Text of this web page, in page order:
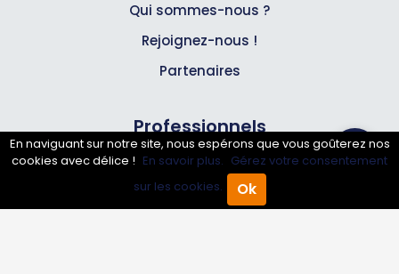
Annuaire Pro Agenda
Qui sommes-nous ?
Rejoignez-nous !
Partenaires
Professionnels
Annuaire pro
Inscrire mon entreprise
En naviguant sur notre site, nous espérons que vous goûterez nos
cookies avec délice ! En savoir plus. Gérez votre consentement
sur les cookies.
Ok